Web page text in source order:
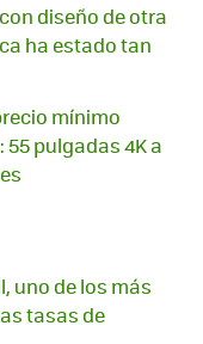
diseño de otra
ha estado tan
mínimo
pulgadas 4K a
uno de los más
tasas de